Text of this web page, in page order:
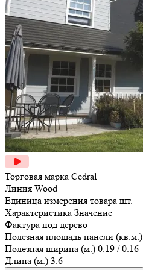
Торговая марка Cedral
Линия Wood
Единица измерения товара шт.
Характеристика Значение
Фактура под дерево
Полезная площадь панели (кв.м.)
Полезная ширина (м.) 0.19 / 0.16
Длина (м.) 3.6